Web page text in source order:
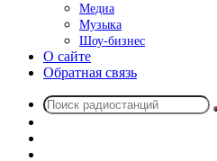
Медиа
Музыка
Шоу-бизнес
О сайте
Обратная связь